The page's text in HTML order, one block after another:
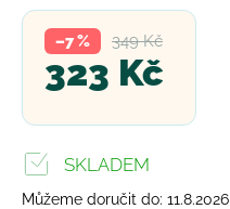
349 Kč
–7 %
323 Kč
SKLADEM
Můžeme doručit do: 11.8.2026